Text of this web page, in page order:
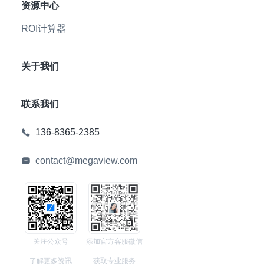
资源中心
ROI计算器
关于我们
联系我们
136-8365-2385
contact@megaview.com
关注公众号
了解更多资讯
添加官方客服微信
获取专业服务